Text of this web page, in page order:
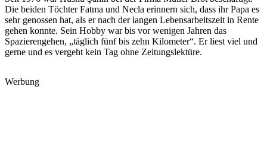
Die beiden Töchter Fatma und Necla erinnern sich, dass ihr Papa es
sehr genossen hat, als er nach der langen Lebensarbeitszeit in Rente
gehen konnte. Sein Hobby war bis vor wenigen Jahren das
Spazierengehen, „täglich fünf bis zehn Kilometer“. Er liest viel und
gerne und es vergeht kein Tag ohne Zeitungslektüre.
Werbung